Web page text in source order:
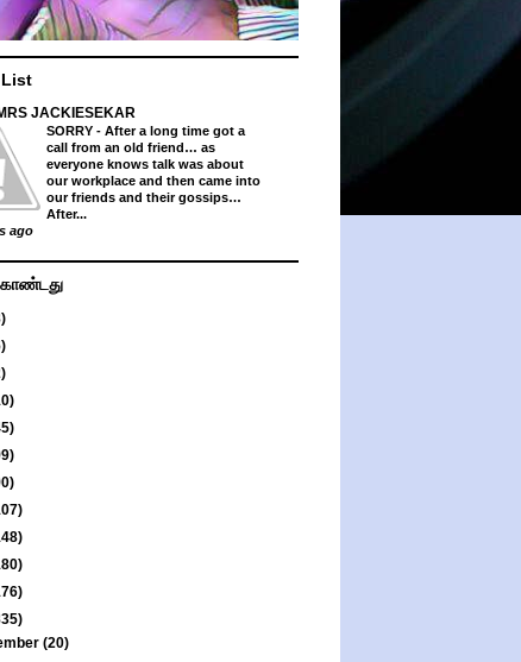
JACKIESEKAR
SORRY - After a long time got a
call from an old friend… as
everyone knows talk was about
our workplace and then came into
our friends and their gossips…
After...
ago
(20)